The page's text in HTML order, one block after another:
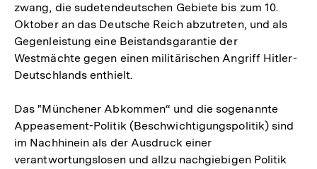
zwang, die sudetendeutschen Gebiete bis zum 10.
Oktober an das Deutsche Reich abzutreten, und als
Gegenleistung eine Beistandsgarantie der
Westmächte gegen einen militärischen Angriff Hitler-
Deutschlands enthielt.
Das "Münchener Abkommen“ und die sogenannte
Appeasement-Politik (Beschwichtigungspolitik) sind
im Nachhinein als der Ausdruck einer
verantwortungslosen und allzu nachgiebigen Politik